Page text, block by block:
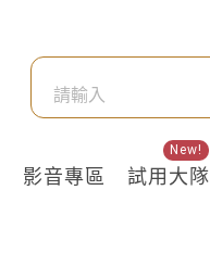
影音專區 試用大隊
New!